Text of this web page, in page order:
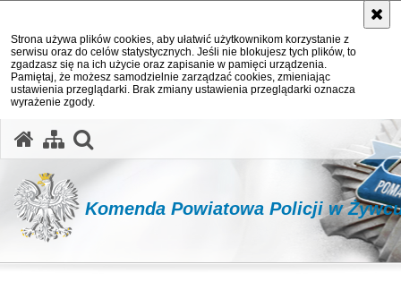
Strona używa plików cookies, aby ułatwić użytkownikom korzystanie z
serwisu oraz do celów statystycznych. Jeśli nie blokujesz tych plików, to
zgadzasz się na ich użycie oraz zapisanie w pamięci urządzenia.
Pamiętaj, że możesz samodzielnie zarządzać cookies, zmieniając
ustawienia przeglądarki. Brak zmiany ustawienia przeglądarki oznacza
wyrażenie zgody.
Komenda Powiatowa Policji w